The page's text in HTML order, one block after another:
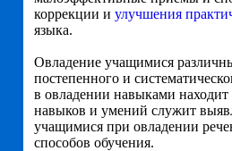
коррекции и улучшения
языка.
Овладение учащимися
постепенного и
в овладении навыками
навыков и умений служит
учащимися при овладении
способов обучения.